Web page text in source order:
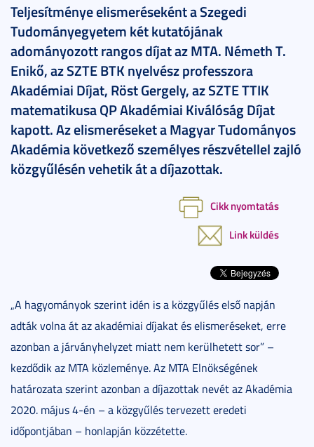
Teljesítménye elismeréseként a Szegedi
Tudományegyetem két kutatójának
adományozott rangos díjat az MTA. Németh T.
Enikő, az SZTE BTK nyelvész professzora
Akadémiai Díjat, Röst Gergely, az SZTE TTIK
matematikusa QP Akadémiai Kiválóság Díjat
kapott. Az elismeréseket a Magyar Tudományos
Akadémia következő személyes részvétellel zajló
közgyűlésén vehetik át a díjazottak.
Cikk nyomtatás
Link küldés
„A hagyományok szerint idén is a közgyűlés első napján
adták volna át az akadémiai díjakat és elismeréseket, erre
azonban a járványhelyzet miatt nem kerülhetett sor” –
kezdődik az MTA közleménye. Az MTA Elnökségének
határozata szerint azonban a díjazottak nevét az Akadémia
2020. május 4-én – a közgyűlés tervezett eredeti
időpontjában – honlapján közzétette.